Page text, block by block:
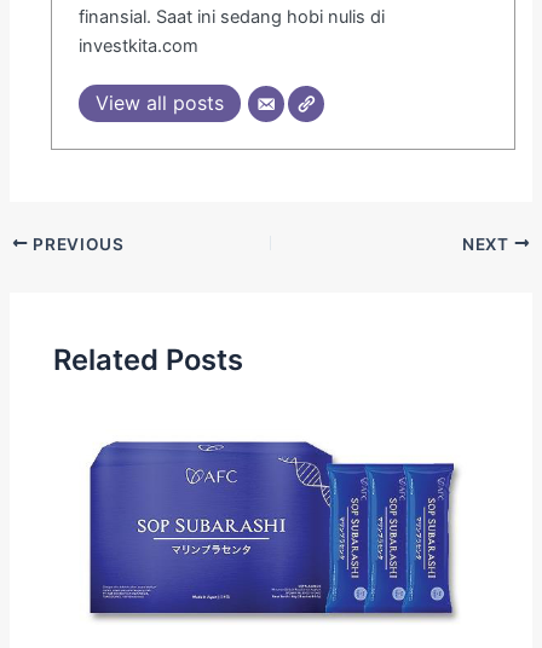
finansial. Saat ini sedang hobi nulis di
investkita.com
View all posts
PREVIOUS NEXT
Related Posts